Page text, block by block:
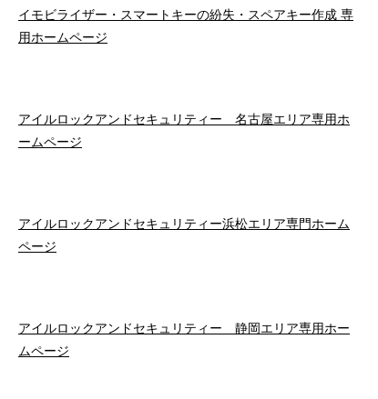
イモビライザー・スマートキーの紛失・スペアキー作成 専
用ホームページ
アイルロックアンドセキュリティー 名古屋エリア専用ホ
ームページ
アイルロックアンドセキュリティー浜松エリア専門ホーム
ページ
アイルロックアンドセキュリティー 静岡エリア専用ホー
ムページ